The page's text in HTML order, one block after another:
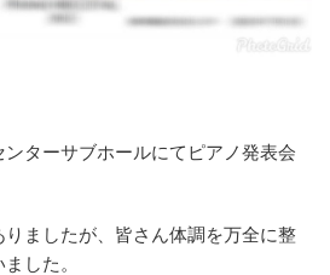
ターサブホールにてピアノ発表会
ましたが、皆さん体調を万全に整
した。